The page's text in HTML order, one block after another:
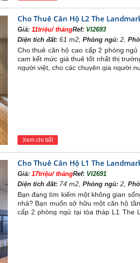
Cho Thuê Căn Hộ L2 The
Giá: 11triệu/ thángRef: VI2693
Diện tích đất:61 m2, Phòng ngủ:2,
Cho thuê căn hộ cao cấp 2 phòng
cam kết mức giá thuê tốt nhất thị
người việt, cho các chuyên gia người
Xem chi tiết
Cho Thuê Căn Hộ L1 The
Giá: 17triệu/ thángRef: VI2691
Diện tích đất:74 m2, Phòng ngủ:2,
Bạn đang tìm kiếm một không gian
nhà? Bạn muốn sở hữu một căn hộ
cấp 2 phòng ngủ tại tòa tháp L1 The